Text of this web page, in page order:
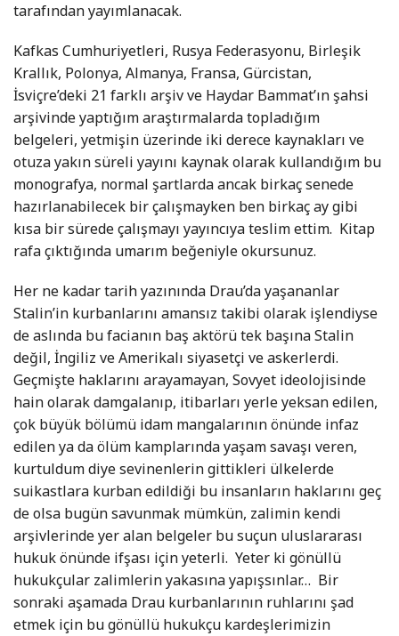
tarafından yayımlanacak.
Kafkas Cumhuriyetleri, Rusya Federasyonu, Birleşik
Krallık, Polonya, Almanya, Fransa, Gürcistan,
İsviçre’deki 21 farklı arşiv ve Haydar Bammat’ın şahsi
arşivinde yaptığım araştırmalarda topladığım
belgeleri, yetmişin üzerinde iki derece kaynakları ve
otuza yakın süreli yayını kaynak olarak kullandığım bu
monografya, normal şartlarda ancak birkaç senede
hazırlanabilecek bir çalışmayken ben birkaç ay gibi
kısa bir sürede çalışmayı yayıncıya teslim ettim. Kitap
rafa çıktığında umarım beğeniyle okursunuz.
Her ne kadar tarih yazınında Drau’da yaşananlar
Stalin’in kurbanlarını amansız takibi olarak işlendiyse
de aslında bu facianın baş aktörü tek başına Stalin
değil, İngiliz ve Amerikalı siyasetçi ve askerlerdi.
Geçmişte haklarını arayamayan, Sovyet ideolojisinde
hain olarak damgalanıp, itibarları yerle yeksan edilen,
çok büyük bölümü idam mangalarının önünde infaz
edilen ya da ölüm kamplarında yaşam savaşı veren,
kurtuldum diye sevinenlerin gittikleri ülkelerde
suikastlara kurban edildiği bu insanların haklarını geç
de olsa bugün savunmak mümkün, zalimin kendi
arşivlerinde yer alan belgeler bu suçun uluslararası
hukuk önünde ifşası için yeterli. Yeter ki gönüllü
hukukçular zalimlerin yakasına yapışsınlar… Bir
sonraki aşamada Drau kurbanlarının ruhlarını şad
etmek için bu gönüllü hukukçu kardeşlerimizin